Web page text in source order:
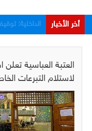
أخر الأخبار
الداخلية:
العتبة العباسية
لاستلام التبرعات